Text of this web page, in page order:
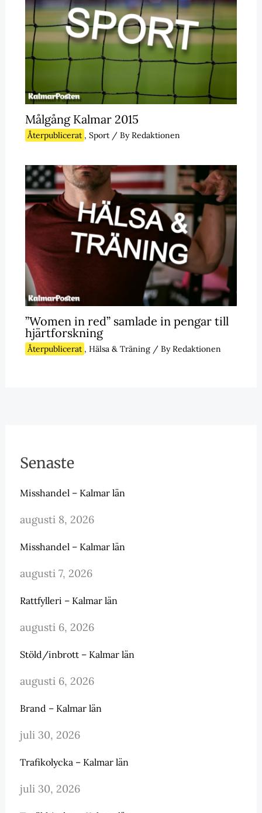
Målgång Kalmar 2015
Återpublicerat , Sport/ ByRedaktionen
”Women in red” samlade in pengar till
hjärtforskning
Återpublicerat , Hälsa & Träning/ ByRedaktionen
Senaste
Misshandel – Kalmar län
augusti 8, 2026
Misshandel – Kalmar län
augusti 7, 2026
Rattfylleri – Kalmar län
augusti 6, 2026
Stöld/inbrott – Kalmar län
augusti 6, 2026
Brand – Kalmar län
juli 30, 2026
Trafikolycka – Kalmar län
juli 30, 2026